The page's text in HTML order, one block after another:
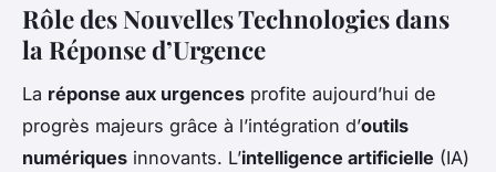
Rôle des Nouvelles Technologies dans
la Réponse d’Urgence
La réponse aux urgences profite aujourd’hui de
progrès majeurs grâce à l’intégration d’outils
numériques innovants. L’intelligence artificielle (IA)